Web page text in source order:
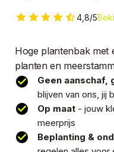
4,8/5
Hoge plantenbak
planten en
Geen aanschaf,
blijven van ons, jij
Op maat - jouw
meerprijs
Beplanting &